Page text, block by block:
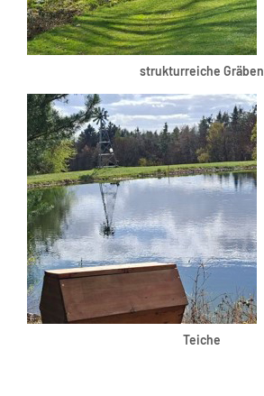
strukturreiche Gräben
Teiche